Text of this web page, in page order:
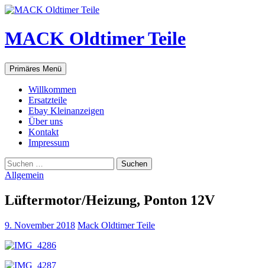
Zum
springen
MACK Oldtimer Teile
Suchen
Primäres Menü
Willkommen
Ersatzteile
Ebay Kleinanzeigen
Über uns
Kontakt
Impressum
Suchen
nach:
Allgemein
Lüftermotor/Heizung, Ponton 12V
9. November 2018 Mack Oldtimer Teile